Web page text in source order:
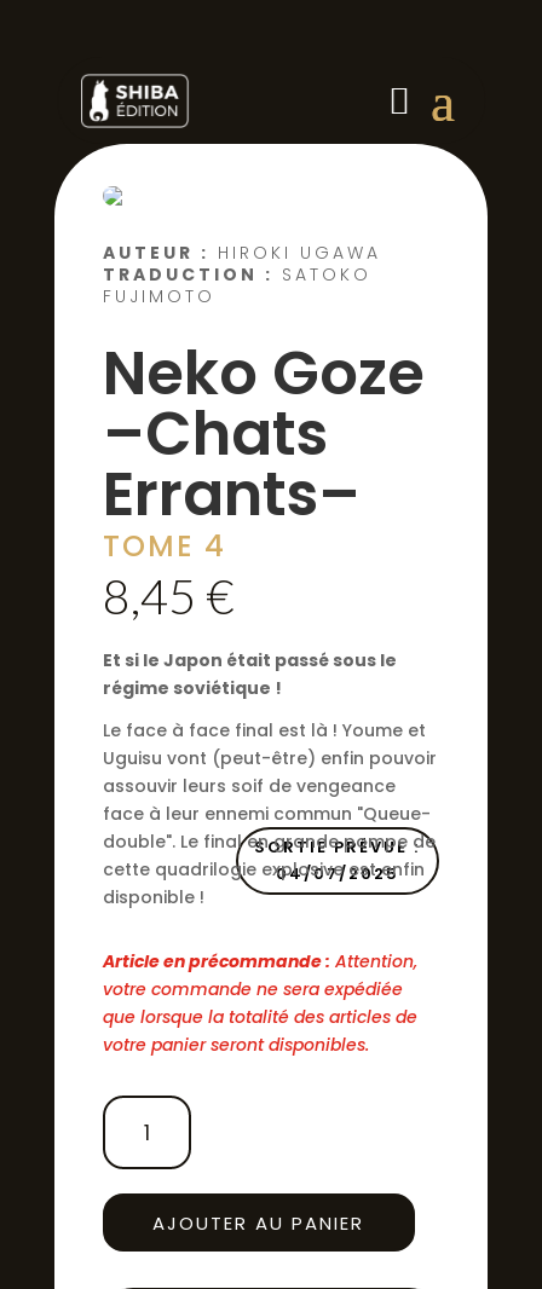
SORTIE PRÉVUE :
04/07/2025
AUTEUR : HIROKI UGAWA
TRADUCTION : SATOKO
FUJIMOTO
Neko Goze
–Chats
Errants–
TOME 4
8,45 €
Et si le Japon était passé sous le
régime soviétique !
Le face à face final est là ! Youme et
Uguisu vont (peut-être) enfin pouvoir
assouvir leurs soif de vengeance
face à leur ennemi commun "Queue-
double". Le final en grande pompe de
cette quadrilogie explosive est enfin
disponible !
Article en précommande : Attention,
votre commande ne sera expédiée
que lorsque la totalité des articles de
votre panier seront disponibles.
QUANTITÉ
NEKO
GOZE
-
CHATS
AJOUTER AU PANIER